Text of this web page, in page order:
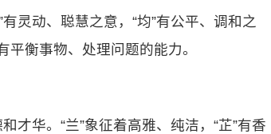
灵动、聪慧之意，“均”有公平、调和之
平衡事物、处理问题的能力。
才华。“兰”象征着高雅、纯洁，“芷”有香